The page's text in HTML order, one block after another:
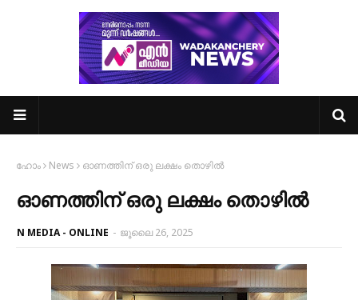
ഹോം News ഓണത്തിന് ഒരു ലക്ഷം തൊഴിൽ
ഓണത്തിന് ഒരു ലക്ഷം തൊഴിൽ
N MEDIA - ONLINE - ജൂലൈ 26, 2025